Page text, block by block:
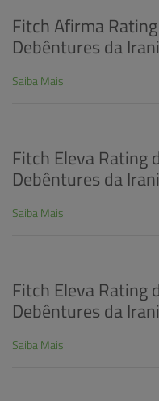
Fitch Afirma
Debêntures da
Saiba Mais
Fitch Eleva Rating
Debêntures da
Saiba Mais
Fitch Eleva Rating
Debêntures da
Saiba Mais